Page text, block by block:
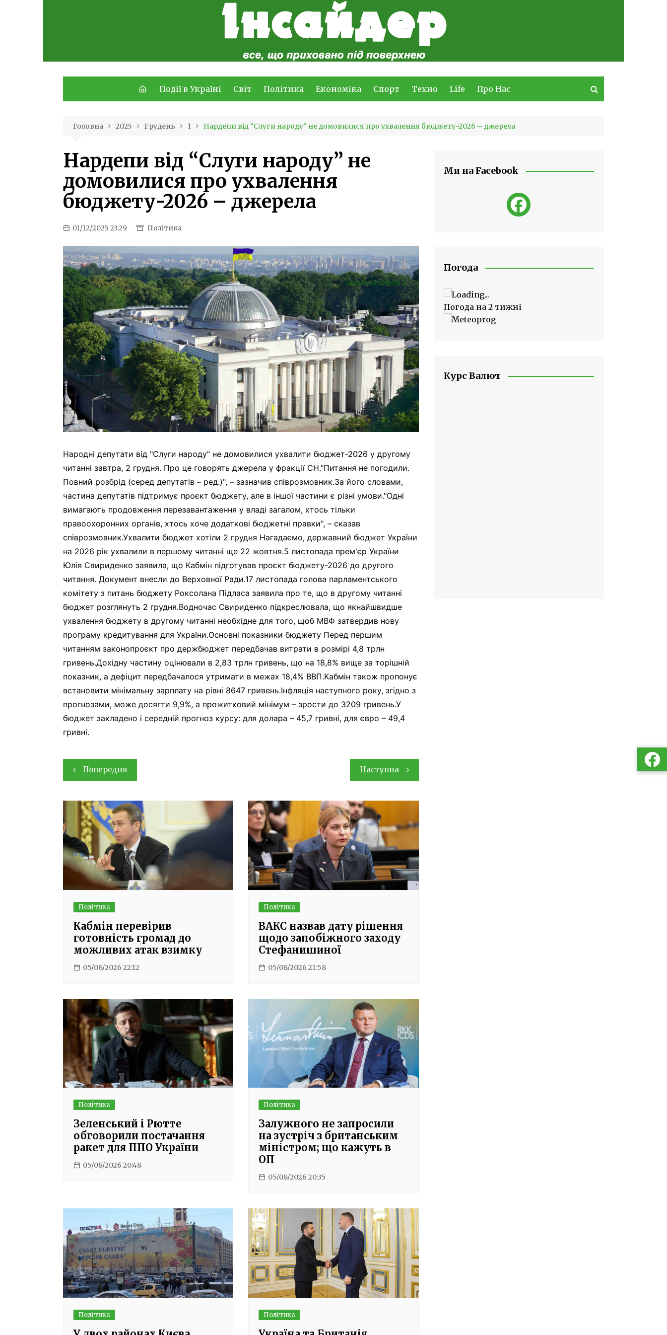
Події в Україні Світ Політика Економіка Спорт Техно Life Про Нас
Головна 2025 Грудень 1 Нардепи від “Слуги народу” не домовилися про ухвалення бюджету-2026 – джерела
Нардепи від “Слуги народу” не
домовилися про ухвалення
бюджету-2026 – джерела
01/12/2025 23:29 Політика
Народні депутати від "Слуги народу" не домовилися ухвалити бюджет-2026 у другому
читанні завтра, 2 грудня. Про це говорять джерела у фракції СН."Питання не погодили.
Повний розбрід (серед депутатів – ред.)", – зазначив співрозмовник.За його словами,
частина депутатів підтримує проєкт бюджету, але в іншої частини є різні умови."Одні
вимагають продовження перезавантаження у владі загалом, хтось тільки
правоохоронних органів, хтось хоче додаткові бюджетні правки", – сказав
співрозмовник.Ухвалити бюджет хотіли 2 грудня Нагадаємо, державний бюджет України
на 2026 рік ухвалили в першому читанні ще 22 жовтня.5 листопада прем'єр України
Юлія Свириденко заявила, що Кабмін підготував проєкт бюджету-2026 до другого
читання. Документ внесли до Верховної Ради.17 листопада голова парламентського
комітету з питань бюджету Роксолана Підласа заявила про те, що в другому читанні
бюджет розглянуть 2 грудня.Водночас Свириденко підкреслювала, що якнайшвидше
ухвалення бюджету в другому читанні необхідне для того, щоб МВФ затвердив нову
програму кредитування для України.Основні показники бюджету Перед першим
читанням законопроєкт про держбюджет передбачав витрати в розмірі 4,8 трлн
гривень.Дохідну частину оцінювали в 2,83 трлн гривень, що на 18,8% вище за торішній
показник, а дефіцит передбачалося утримати в межах 18,4% ВВП.Кабмін також пропонує
встановити мінімальну зарплату на рівні 8647 гривень.Інфляція наступного року, згідно з
прогнозами, може досягти 9,9%, а прожитковий мінімум – зрости до 3209 гривень.У
бюджет закладено і середній прогноз курсу: для долара – 45,7 гривні, для євро – 49,4
гривні.
Навігація
записів
Попередня Наступна
Політика
Кабмін перевірив
готовність громад до
можливих атак взимку
05/08/2026 22:12
Політика
ВАКС назвав дату рішення
щодо запобіжного заходу
Стефанишиної
05/08/2026 21:58
Політика
Зеленський і Рютте
обговорили постачання
ракет для ППО України
05/08/2026 20:48
Політика
Залужного не запросили
на зустріч з британським
міністром; що кажуть в
ОП
05/08/2026 20:35
Політика Політика
Ми на Facebook
Погода
Погода на 2 тижні
Курс Валют